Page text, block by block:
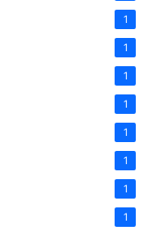
1
1
1
1
1
1
1
1